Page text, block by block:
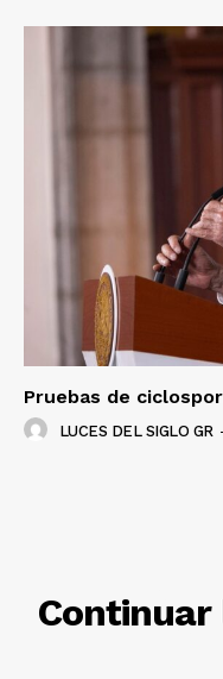
Pruebas de
LUCES DEL SIGLO GR
Continuar